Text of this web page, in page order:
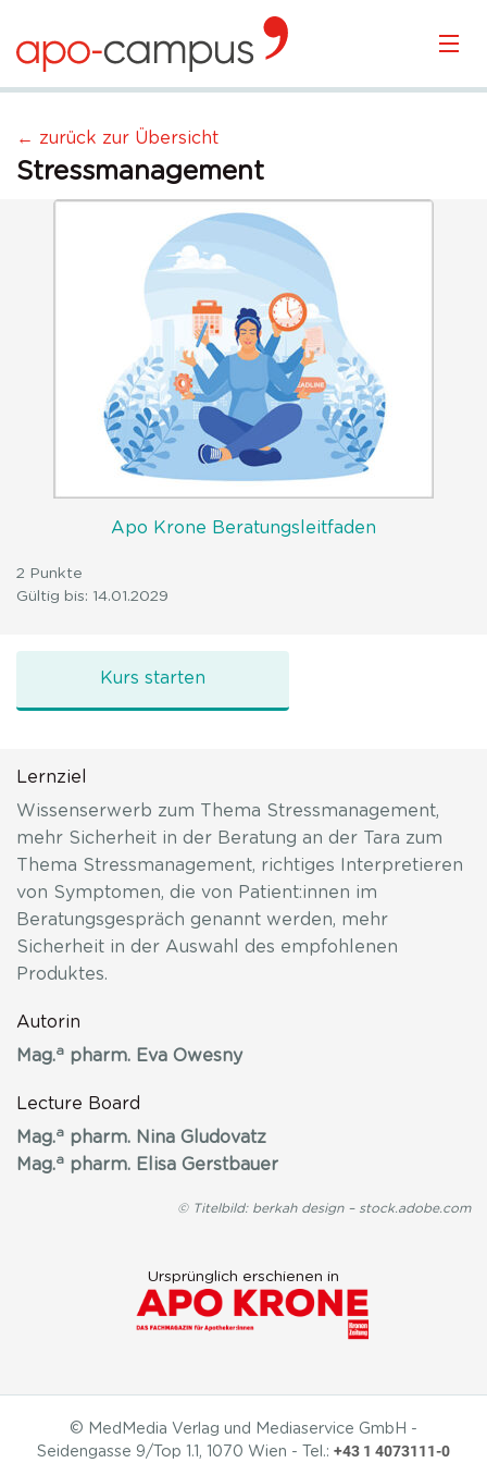
KOSTENLOS ANMELDEN
← zurück zur Übersicht
Stressmanagement
Apo Krone Beratungsleitfaden
2 Punkte
Gültig bis: 14.01.2029
Kurs starten
Lernziel
Wissenserwerb zum Thema Stressmanagement,
mehr Sicherheit in der Beratung an der Tara zum
Thema Stressmanagement, richtiges Interpretieren
von Symptomen, die von Patient:innen im
Beratungsgespräch genannt werden, mehr
Sicherheit in der Auswahl des empfohlenen
Produktes.
Autorin
Mag.a pharm. Eva Owesny
Lecture Board
Mag.a pharm. Nina Gludovatz
Mag.a pharm. Elisa Gerstbauer
© Titelbild: berkah design – stock.adobe.com
Ursprünglich erschienen in
© MedMedia Verlag und Mediaservice GmbH -
Seidengasse 9/Top 1.1, 1070 Wien - Tel.: +43 1 4073111-0